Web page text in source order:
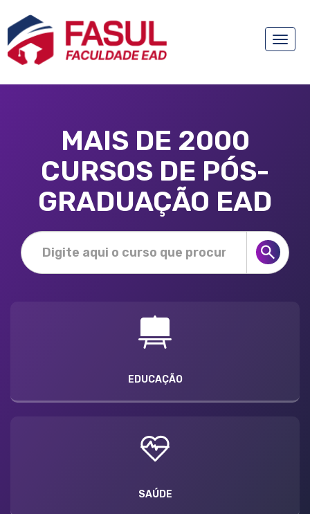
Toggle
MAIS DE 2000
CURSOS DE PÓS-
GRADUAÇÃO EAD
EDUCAÇÃO
SAÚDE